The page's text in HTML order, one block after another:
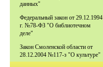
данных"
Федеральный закон от 29.12.1994
г. №78-ФЗ "О библиотечном
деле"
Закон Смоленской области от
28.12.2004 №117-з "О культуре"